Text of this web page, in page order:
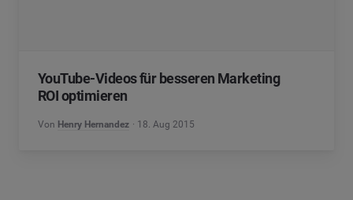
YouTube-Videos für besseren Marketing
ROI optimieren
Von Henry Hernandez 18. Aug 2015